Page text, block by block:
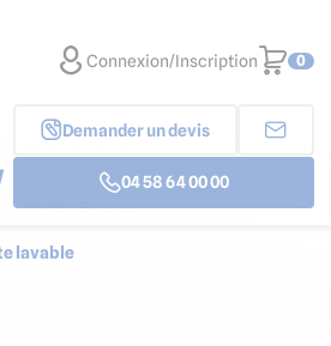
Demander un devis
04 58 64 00 00
Connexion/Inscription 0
lavable